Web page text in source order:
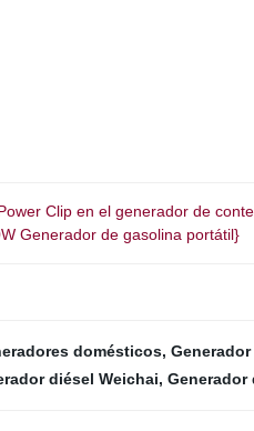
Clip en el generador de
Generador de gasolina portátil}
domésticos,
diésel Weichai, Generador